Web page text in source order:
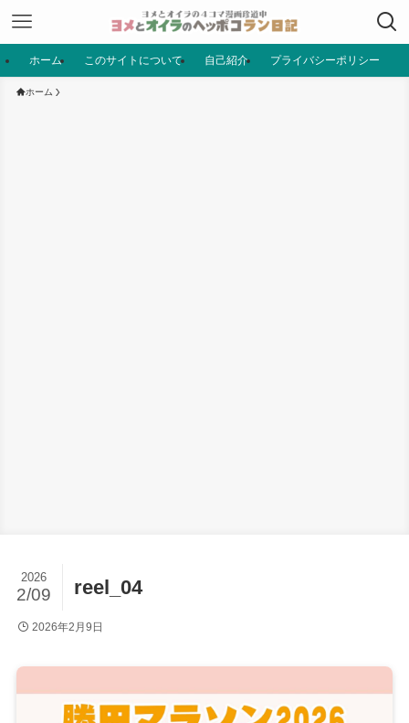
ホーム このサイトについて 自己紹介 プライバシーポリシー
ホーム
reel_04
2026
2/09
2026年2月9日